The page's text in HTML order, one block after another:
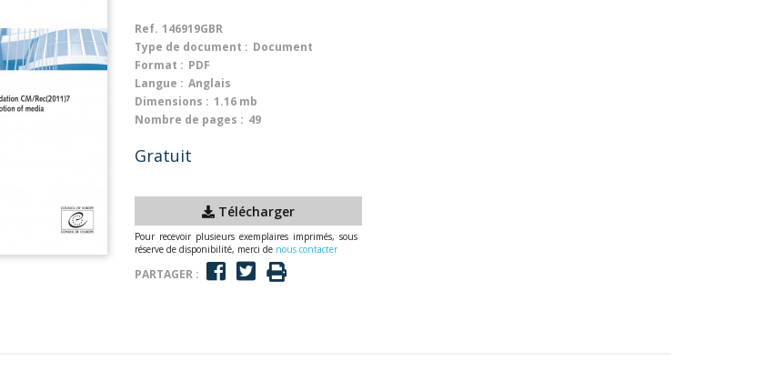
Ref. 146919GBR
Type de document : Document
Format : PDF
Langue : Anglais
Dimensions : 1.16 mb
Nombre de pages : 49
Gratuit
Télécharger
Pour recevoir plusieurs exemplaires imprimés, sous
réserve de disponibilité, merci de nous contacter
PARTAGER :